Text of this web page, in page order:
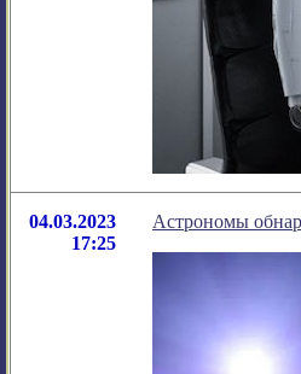
04.03.2023
17:25
Астрономы